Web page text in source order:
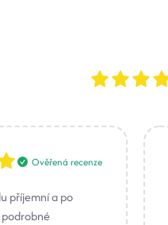
Ověřená recenze
příjemní a po